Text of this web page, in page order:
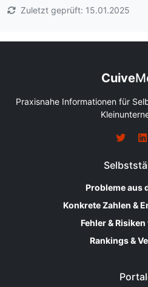
Zuletzt geprüft: 15.01.2025
Cuive
Praxisnahe Informationen für
Probleme aus
Konkrete Zahlen &
Fehler &
Rankings &